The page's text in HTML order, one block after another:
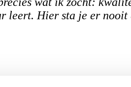
klantcontact en hechte
leert. Hier sta je er nooit
hier werken zo leuk!
op de balans tussen
goed in bent en hoe je je
op kantoor, bij de
ontwikkeling!
ruimte om jezelf te
en groeien.
tussen